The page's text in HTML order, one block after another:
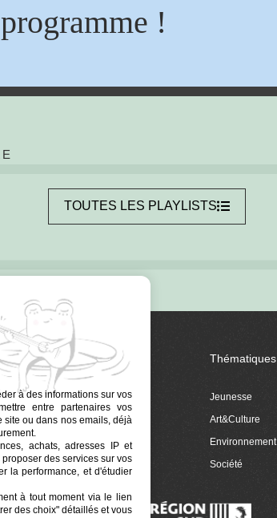
!
TOUTES LES PLAYLISTS
La radio
Ré-écouter
Actualités
Programmation
Grenouille Euphonia
Thématiques
Jeunesse
Art&Culture
Environnement
Société
à des informations sur vos
entre partenaires vos
ou dans nos emails, déjà
achats, adresses IP et
des services sur vos
la performance, et d'étudier
à tout moment via le lien
des choix" détaillés et vous